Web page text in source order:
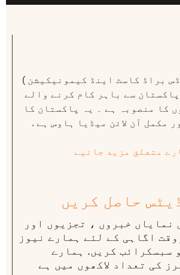
براڈ کاسٹ اینڈ کیمونیکیشن )
سے باہر کام کرنے والے
کا منصوبہ ہے ۔ یہ پاکستان کا
مکمل آن لائن میڈیا ہاوس ہے .
متعلق مزید جانیے
حاصل کریں
نمایاں خبروں ، تجزیوں اور
اگاہی کے لئے ہمارے نیوز
سبسکرائب کریں. ہمارے
کی تعداد لاکھوں میں ہے